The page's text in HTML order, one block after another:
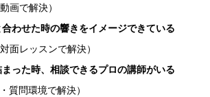
画で解決）
わせた時の響きをイメージできている
面レッスンで解決）
った時、相談できるプロの講師がいる
質問環境で解決）